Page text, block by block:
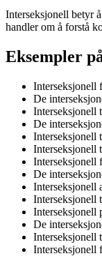
Interseksjonell betyr
handler om å forstå
Eksempler
Interseksjonell
De
Interseksjonell
De
Interseksjonell
Interseksjonell
Interseksjonell
De
Interseksjonell
Interseksjonell
Interseksjonell
De
Interseksjonell
Interseksjonell